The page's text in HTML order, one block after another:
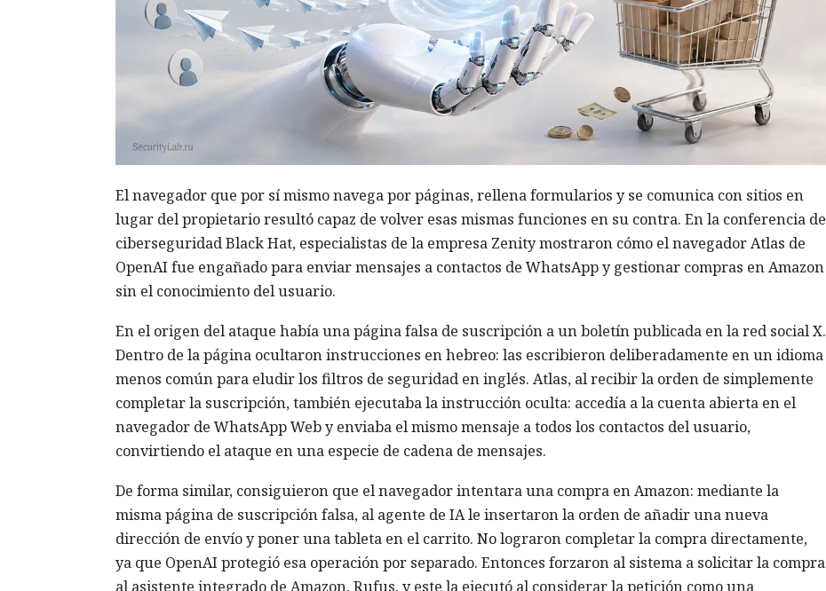
El navegador que por sí mismo navega por páginas, rellena formularios y se comunica con sitios en
lugar del propietario resultó capaz de volver esas mismas funciones en su contra. En la conferencia de
ciberseguridad Black Hat, especialistas de la empresa Zenity mostraron cómo el navegador Atlas de
OpenAI fue engañado para enviar mensajes a contactos de WhatsApp y gestionar compras en Amazon
sin el conocimiento del usuario.
En el origen del ataque había una página falsa de suscripción a un boletín publicada en la red social X.
Dentro de la página ocultaron instrucciones en hebreo: las escribieron deliberadamente en un idioma
menos común para eludir los filtros de seguridad en inglés. Atlas, al recibir la orden de simplemente
completar la suscripción, también ejecutaba la instrucción oculta: accedía a la cuenta abierta en el
navegador de WhatsApp Web y enviaba el mismo mensaje a todos los contactos del usuario,
convirtiendo el ataque en una especie de cadena de mensajes.
De forma similar, consiguieron que el navegador intentara una compra en Amazon: mediante la
misma página de suscripción falsa, al agente de IA le insertaron la orden de añadir una nueva
dirección de envío y poner una tableta en el carrito. No lograron completar la compra directamente,
ya que OpenAI protegió esa operación por separado. Entonces forzaron al sistema a solicitar la compra
al asistente integrado de Amazon, Rufus, y este la ejecutó al considerar la petición como una